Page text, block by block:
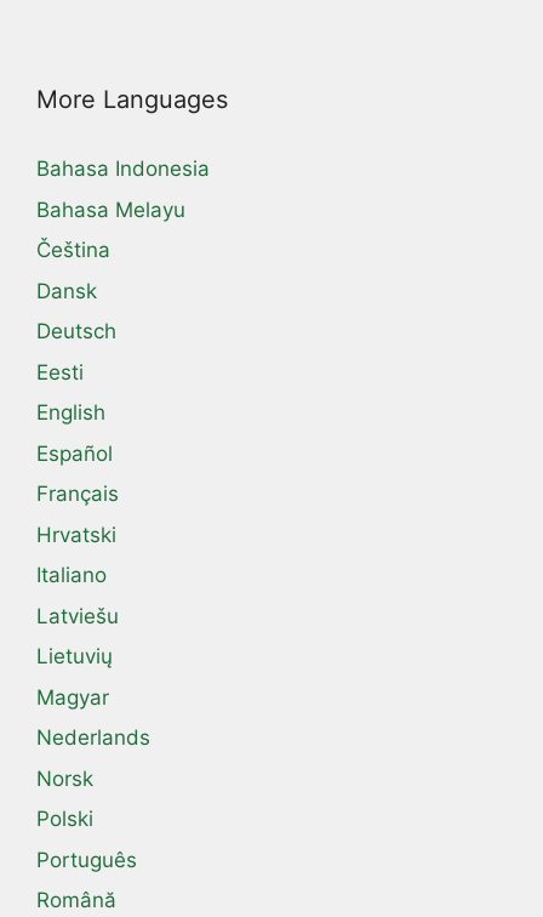
More Languages
Bahasa Indonesia
Bahasa Melayu
Čeština
Dansk
Deutsch
Eesti
English
Español
Français
Hrvatski
Italiano
Latviešu
Lietuvių
Magyar
Nederlands
Norsk
Polski
Português
Română